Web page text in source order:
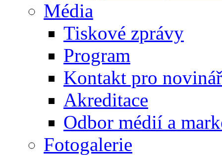
Média
Tiskové zprávy
Program
Kontakt pro
Akreditace
Odbor médií a
Fotogalerie